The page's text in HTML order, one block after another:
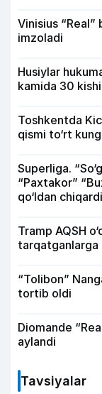
Vinisius
imzoladi
Husiylar
kamida 30
Toshkentda
qismi to‘rt
Superliga.
“Paxtakor”
qo‘ldan chiqardi
Tramp AQSH
tarqatganlarga
“Tolibon”
tortib oldi
Diomande
aylandi
Tavsiyalar